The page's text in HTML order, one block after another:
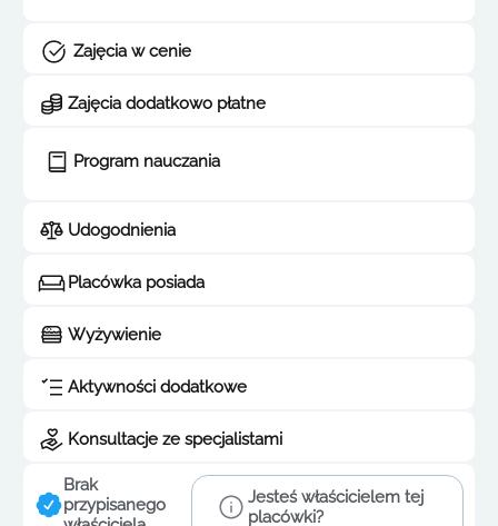
Zajęcia w cenie
Zajęcia dodatkowo płatne
Program nauczania
Udogodnienia
Placówka posiada
Wyżywienie
Aktywności dodatkowe
Konsultacje ze specjalistami
Brak
przypisanego
Jesteś właścicielem tej
placówki?